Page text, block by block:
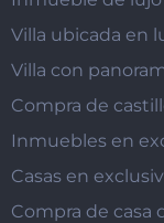
Villa ubicada en
Villa con
Compra de
Inmuebles en
Casas en
Compra de casa